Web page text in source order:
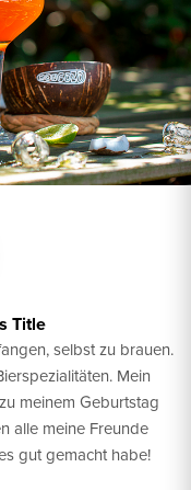
Title
selbst zu brauen.
Mein
meinem Geburtstag
alle meine Freunde
gut gemacht habe!